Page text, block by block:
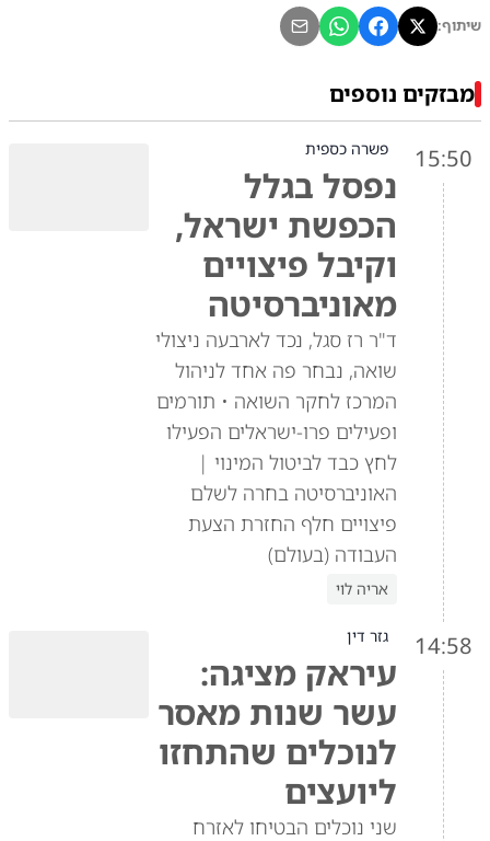
שיתוף:
מבזקים נוספים
15:50 פשרה כספית
נפסל בגלל
הכפשת ישראל,
וקיבל פיצויים
מאוניברסיטה
ד"ר רז סגל, נכד לארבעה ניצולי
שואה, נבחר פה אחד לניהול
המרכז לחקר השואה • תורמים
ופעילים פרו-ישראלים הפעילו
לחץ כבד לביטול המינוי |
האוניברסיטה בחרה לשלם
פיצויים חלף החזרת הצעת
העבודה (בעולם)
אריה לוי
14:58 גזר דין
עיראק מציגה:
עשר שנות מאסר
לנוכלים שהתחזו
ליועצים
שני נוכלים הבטיחו לאזרח